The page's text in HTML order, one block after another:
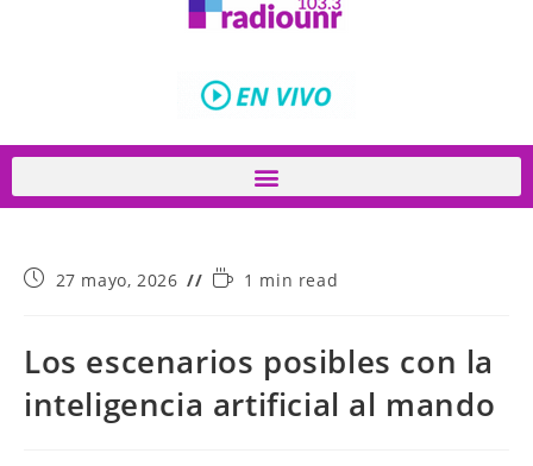
27 mayo, 2026 1 min read
Los escenarios posibles con la
inteligencia artificial al mando